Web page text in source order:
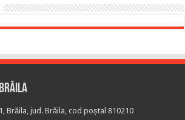
Brăila, jud. Brăila, cod poștal 810210